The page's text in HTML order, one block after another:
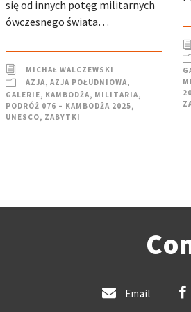
się od innych potęg militarnych
ówczesnego świata…
MICHAŁ WALCZEWSKI
AZJA, AZJA POŁUDNIOWA,
GALERIE, KAMBODŻA, MILITARIA,
PODRÓŻ 076 – KAMBODŻA 2025,
UNESCO, ZABYTKI
Email